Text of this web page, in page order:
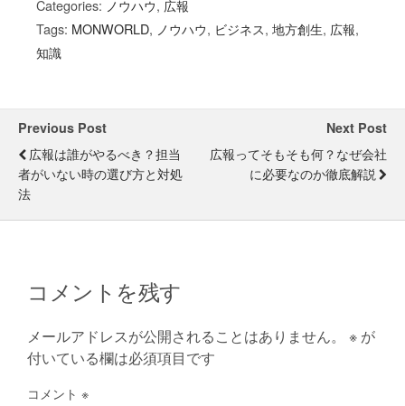
Categories: ノウハウ, 広報
Tags: MONWORLD, ノウハウ, ビジネス, 地方創生, 広報,
知識
Previous Post
広報は誰がやるべき？担当
者がいない時の選び方と対処
法
Next Post
広報ってそもそも何？なぜ会社
に必要なのか徹底解説
コメントを残す
メールアドレスが公開されることはありません。 ※ が
付いている欄は必須項目です
コメント ※